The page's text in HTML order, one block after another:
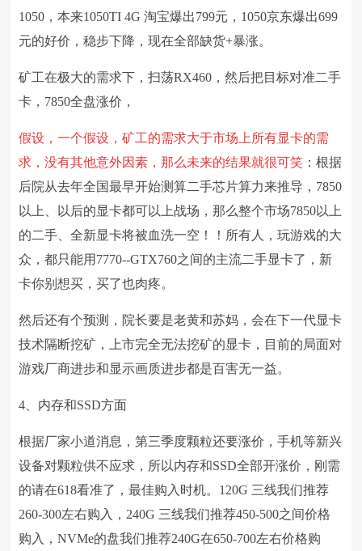
1050，本来1050TI 4G 淘宝爆出799元，1050京东爆出699
元的好价，稳步下降，现在全部缺货+暴涨。
矿工在极大的需求下，扫荡RX460，然后把目标对准二手
卡，7850全盘涨价，
假设，一个假设，矿工的需求大于市场上所有显卡的需
求，没有其他意外因素，那么未来的结果就很可笑 ：根据
后院从去年全国最早开始测算二手芯片算力来推导，7850
以上、以后的显卡都可以上战场，那么整个市场7850以上
的二手、全新显卡将被血洗一空！！所有人，玩游戏的大
众，都只能用7770--GTX760之间的主流二手显卡了，新
卡你别想买，买了也肉疼。
然后还有个预测，院长要是老黄和苏妈，会在下一代显卡
技术隔断挖矿，上市完全无法挖矿的显卡，目前的局面对
游戏厂商进步和显示画质进步都是百害无一益。
4、内存和SSD方面
根据厂家小道消息，第三季度颗粒还要涨价，手机等新兴
设备对颗粒供不应求，所以内存和SSD全部开涨价，刚需
的请在618看准了，最佳购入时机。120G 三线我们推荐
260-300左右购入，240G 三线我们推荐450-500之间价格
购入，NVMe的盘我们推荐240G在650-700左右价格购